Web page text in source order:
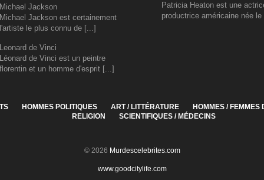
Michael Jackson
Michael Jackson est certainement
l'artiste le plus connu de [...]
Leonard de Vinci
Léonard de Vinci est un peintre
florentin et un homme d'esprit [...]
Patricia Heaton est une
productrice américaine née
HOMMES POLITIQUES ART / LITTÉRATURE
HOMMES / FEMMES
RELIGION
SCIENTIFIQUES / MÉDECINS
© 2026 Murdescelebrites.com
www.goodcitylife.com